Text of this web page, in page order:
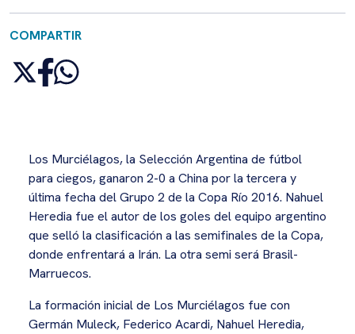
COMPARTIR
Los Murciélagos, la Selección Argentina de fútbol
para ciegos, ganaron 2-0 a China por la tercera y
última fecha del Grupo 2 de la Copa Río 2016. Nahuel
Heredia fue el autor de los goles del equipo argentino
que selló la clasificación a las semifinales de la Copa,
donde enfrentará a Irán. La otra semi será Brasil-
Marruecos.
La formación inicial de Los Murciélagos fue con
Germán Muleck, Federico Acardi, Nahuel Heredia,